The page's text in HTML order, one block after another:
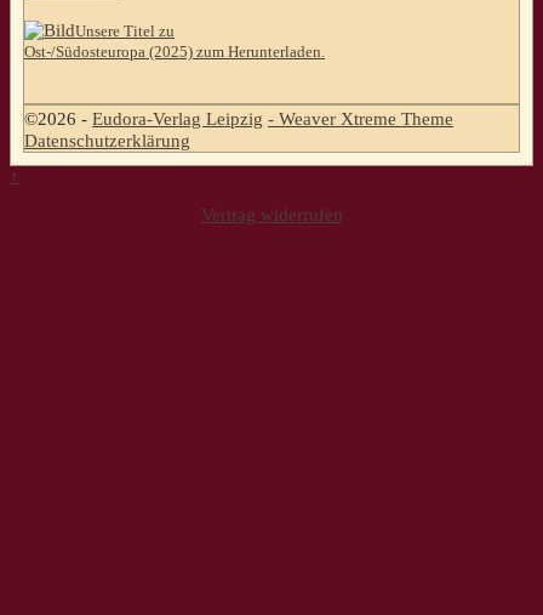
Unsere Titel zu
Ost-/Südosteuropa (2025) zum Herunterladen.
©2026 - Eudora-Verlag Leipzig - Weaver Xtreme Theme
Datenschutzerklärung
↑
Vertrag widerrufen